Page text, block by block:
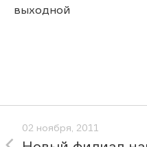
выходной
02 ноября, 2011